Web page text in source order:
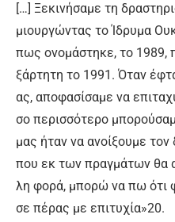
[…] Ξε­κι­νή­σα­με τη
μιουρ­γώ­ντας το Ί­δρυ­μα
πως ο­νο­μά­στη­κε, το 1989,
ξάρ­τη­τη το 1991. Ό­ταν
ας, α­πο­φα­σί­σα­με να
σο πε­ρισ­σό­τε­ρο
μας ή­ταν να α­νοί­ξου­με τον
που εκ των πραγ­μά­των θα
λη φο­ρά, μπο­ρώ να πω ό­τι
σε πέ­ρας με ε­πι­τυ­χί­α»20.